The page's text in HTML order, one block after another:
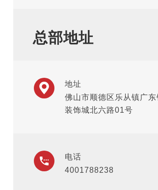
总部地址
地址
佛山市顺德区乐从镇广
装饰城北六路01号
电话
4001788238